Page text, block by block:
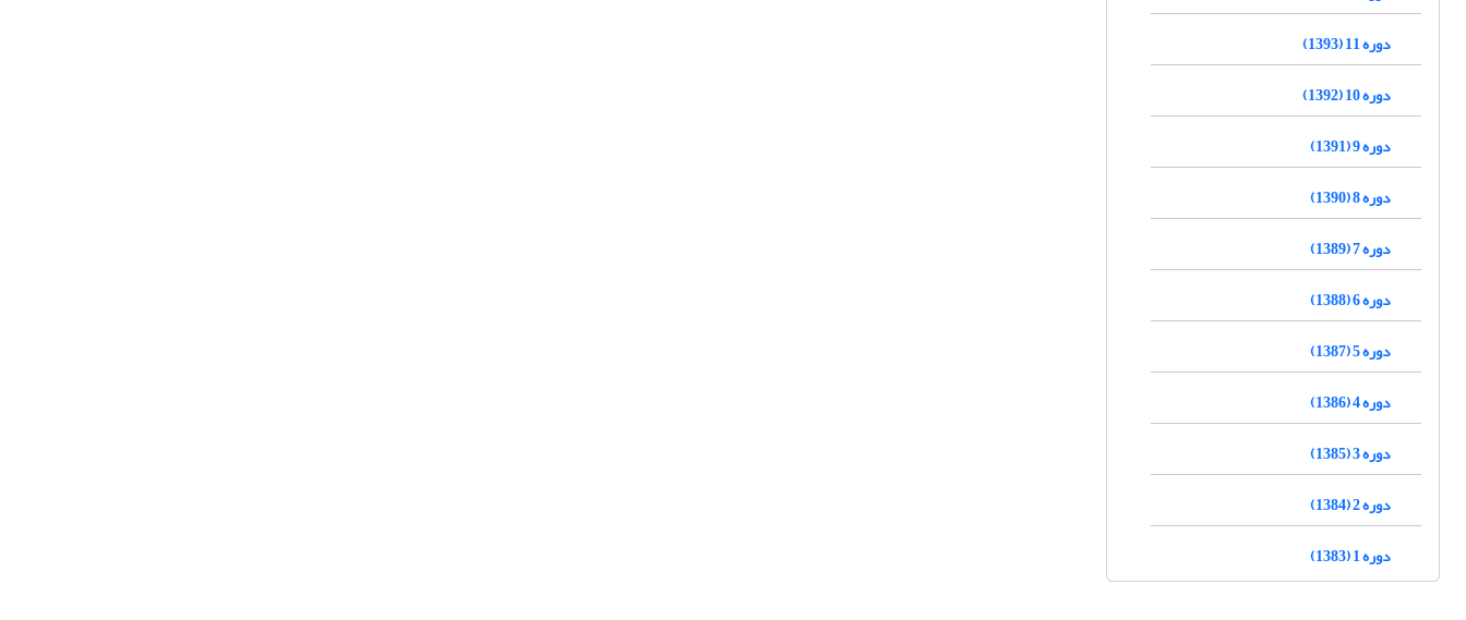
دوره 11 (1393)
دوره 10 (1392)
دوره 9 (1391)
دوره 8 (1390)
دوره 7 (1389)
دوره 6 (1388)
دوره 5 (1387)
دوره 4 (1386)
دوره 3 (1385)
دوره 2 (1384)
دوره 1 (1383)